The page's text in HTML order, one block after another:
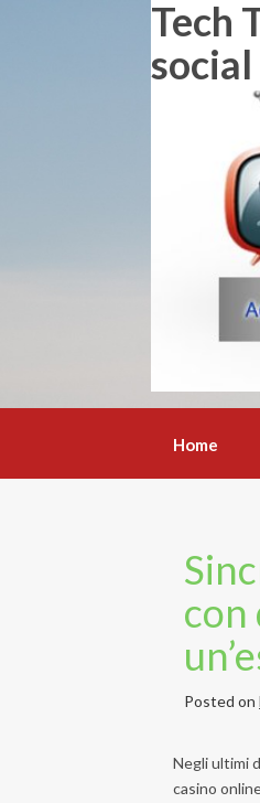
Tech
Home
con
Posted on
Negli ultimi
casino